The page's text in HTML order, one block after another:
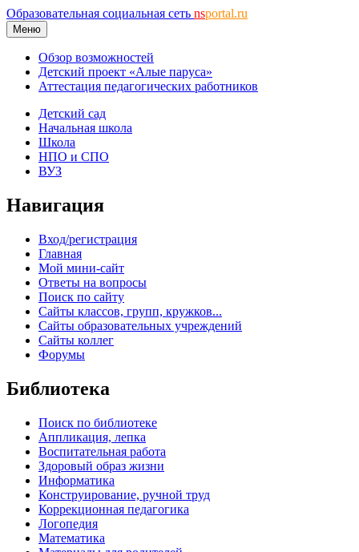
Образовательная социальная сеть nsportal.ru
Меню
Обзор возможностей
Детский проект «Алые паруса»
Аттестация педагогических работников
Детский сад
Начальная школа
Школа
НПО и СПО
ВУЗ
Навигация
Вход/регистрация
Главная
Мой мини-сайт
Ответы на вопросы
Поиск по сайту
Сайты классов, групп, кружков...
Сайты образовательных учреждений
Сайты коллег
Форумы
Библиотека
Поиск по библиотеке
Аппликация, лепка
Воспитательная работа
Здоровый образ жизни
Информатика
Конструирование, ручной труд
Коррекционная педагогика
Логопедия
Математика